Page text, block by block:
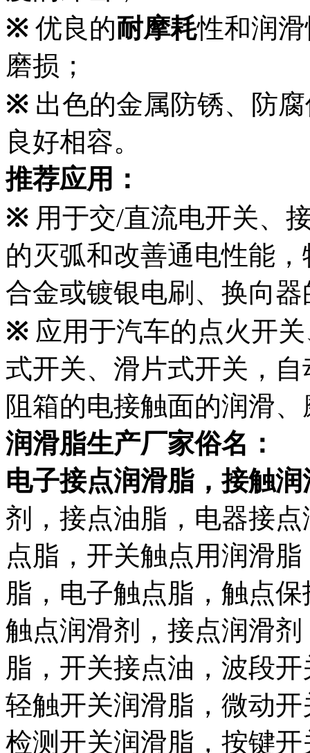
※ 优良的耐摩耗性和润
磨损；
※ 出色的金属防锈、防
良好相容。
推荐应用 ：
※ 用于交/直流电开关、
的灭弧和改善通电性能
合金或镀银电刷、换向器
※ 应用于汽车的点火开
式开关、滑片式开关，
阻箱的电接触面的润滑
润滑脂生产厂家俗名：
电子接点润滑脂，接触
剂，接点油脂，电器接
点脂，开关触点用润滑
脂，电子触点脂，触点
触点润滑剂，接点润滑
脂，开关接点油，波段
轻触开关润滑脂，微动
检测开关润滑脂，按键